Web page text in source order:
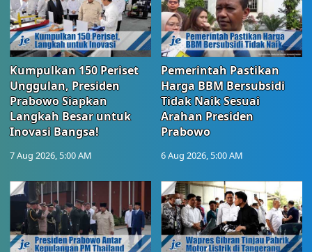
Kumpulkan 150 Periset
Unggulan, Presiden
Prabowo Siapkan
Langkah Besar untuk
Inovasi Bangsa!
7 Aug 2026, 5:00 AM
Pemerintah Pastikan
Harga BBM Bersubsidi
Tidak Naik Sesuai
Arahan Presiden
Prabowo
6 Aug 2026, 5:00 AM